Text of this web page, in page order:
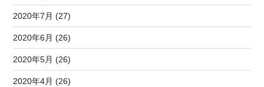
2020年7月 (27)
2020年6月 (26)
2020年5月 (26)
2020年4月 (26)